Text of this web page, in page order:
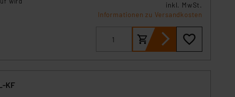
49 (1) lit. a DSGVO.
in der Datenschutzerklärung.
Land mit unzureichendem
personenbezogene
inkl. MwSt.
Informationen zu Versandkosten
KF